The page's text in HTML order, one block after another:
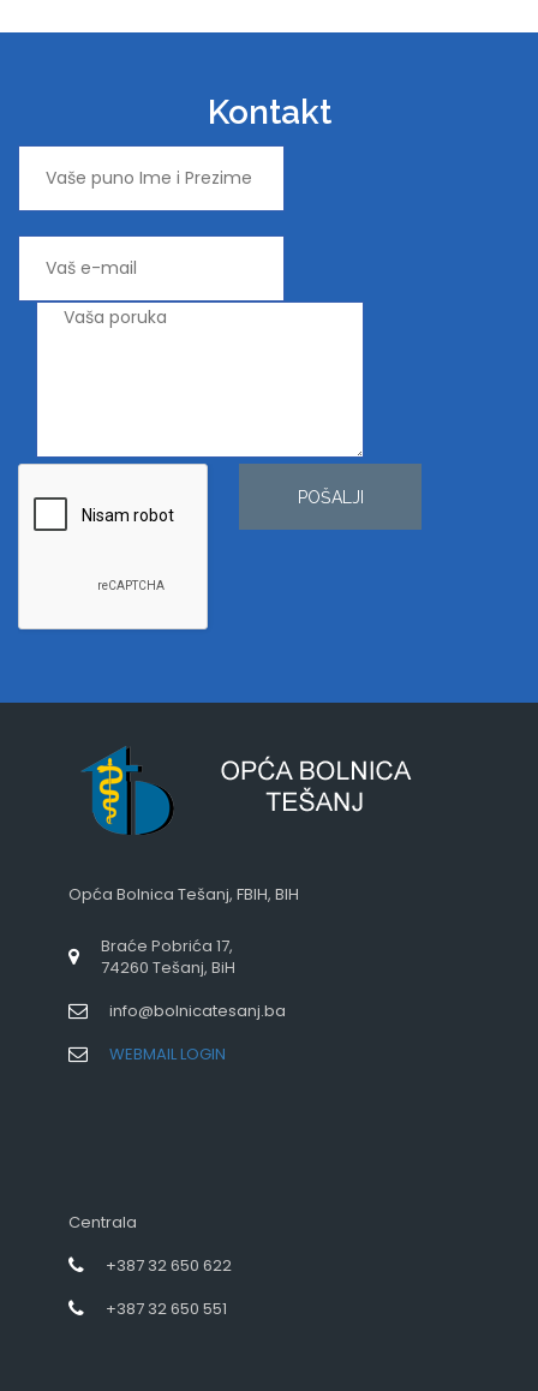
Kontakt
POŠALJI
Opća Bolnica Tešanj, FBIH, BIH
Braće Pobrića 17,
74260 Tešanj, BiH
info@bolnicatesanj.ba
WEBMAIL LOGIN
Centrala
+387 32 650 622
+387 32 650 551